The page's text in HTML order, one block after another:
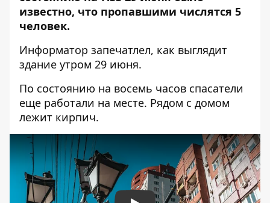
известно, что пропавшими числятся 5
человек.
Информатор запечатлел, как выглядит
здание утром 29 июня.
По состоянию на восемь часов спасатели
еще работали на месте. Рядом с домом
лежит кирпич.